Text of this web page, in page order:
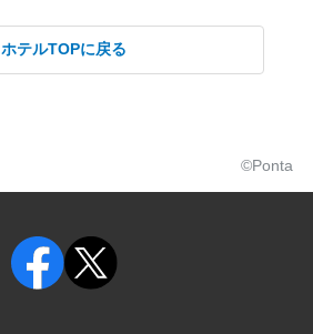
ホテルTOPに戻る
©Ponta